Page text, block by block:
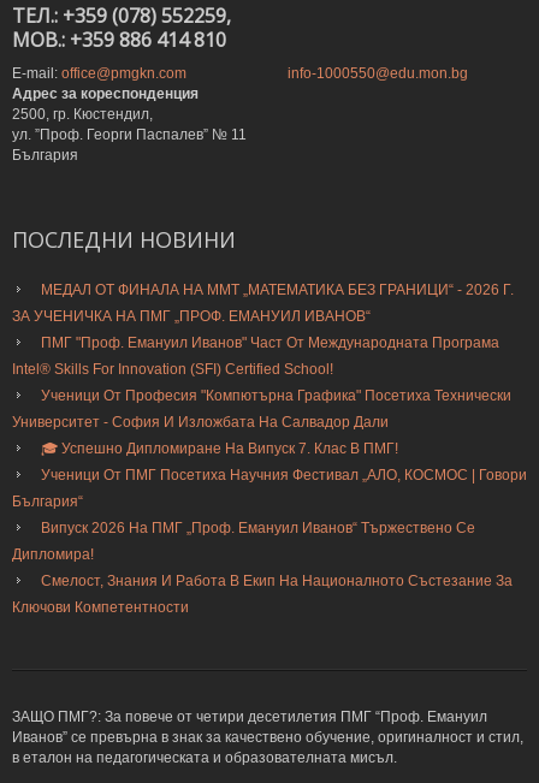
ТЕЛ.: +359 (078) 552259,
MOB.: +359 886 414 810
E-mail: office@pmgkn.com
info-1000550@edu.mon.bg
Адрес за кореспонденция
2500, гр. Кюстендил,
ул. ”Проф. Георги Паспалев” № 11
България
ПОСЛЕДНИ НОВИНИ
МЕДАЛ ОТ ФИНАЛА НА ММТ „МАТЕМАТИКА БЕЗ ГРАНИЦИ“ - 2026 Г.
ЗА УЧЕНИЧКА НА ПМГ „ПРОФ. ЕМАНУИЛ ИВАНОВ“
ПМГ "Проф. Емануил Иванов" Част От Международната Програма
Intel® Skills For Innovation (SFI) Certified School!
Ученици От Професия "Компютърна Графика" Посетиха Технически
Университет - София И Изложбата На Салвадор Дали
🎓 Успешно Дипломиране На Випуск 7. Клас В ПМГ!
Ученици От ПМГ Посетиха Научния Фестивал „АЛО, КОСМОС | Говори
България“
Випуск 2026 На ПМГ „Проф. Емануил Иванов“ Тържествено Се
Дипломира!
Смелост, Знания И Работа В Екип На Националното Състезание За
Ключови Компетентности
ЗАЩО ПМГ?: За повече от четири десетилетия ПМГ “Проф. Емануил
Иванов” се превърна в знак за качествено обучение, оригиналност и стил,
в еталон на педагогическата и образователната мисъл.